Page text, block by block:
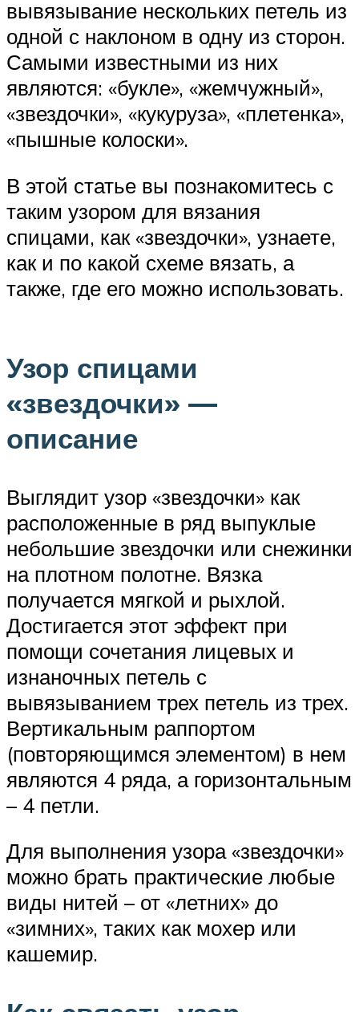
вывязывание нескольких петель из
одной с наклоном в одну из сторон.
Самыми известными из них
являются: «букле», «жемчужный»,
«звездочки», «кукуруза», «плетенка»,
«пышные колоски».
В этой статье вы познакомитесь с
таким узором для вязания
спицами, как «звездочки», узнаете,
как и по какой схеме вязать, а
также, где его можно использовать.
Узор спицами
«звездочки» —
описание
Выглядит узор «звездочки» как
расположенные в ряд выпуклые
небольшие звездочки или снежинки
на плотном полотне. Вязка
получается мягкой и рыхлой.
Достигается этот эффект при
помощи сочетания лицевых и
изнаночных петель с
вывязыванием трех петель из трех.
Вертикальным раппортом
(повторяющимся элементом) в нем
являются 4 ряда, а горизонтальным
– 4 петли.
Для выполнения узора «звездочки»
можно брать практические любые
виды нитей – от «летних» до
«зимних», таких как мохер или
кашемир.